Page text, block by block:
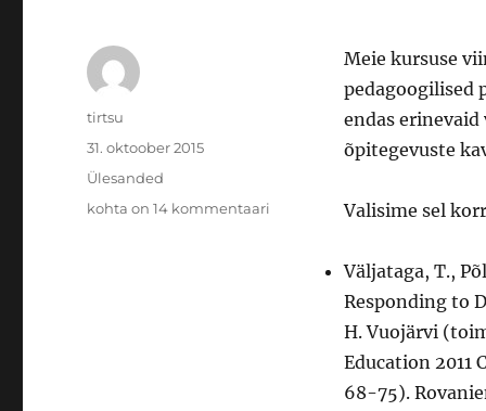
Meie kursuse
pedagoogilised
endas
õpitegevuste
Valisime sel
Väljataga, T.,
Responding to
H. Vuojärvi
Education 2011
68-75).
Autor
tirtsu
Postitatud
31. oktoober 2015
Rubriigid
Ülesanded
Viies
kohta on 14 kommentaari